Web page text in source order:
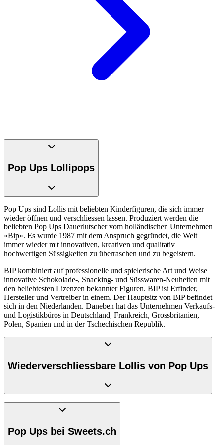
Pop Ups Lollipops
Pop Ups sind Lollis mit beliebten Kinderfiguren, die sich immer
wieder öffnen und verschliessen lassen. Produziert werden die
beliebten Pop Ups Dauerlutscher vom holländischen Unternehmen
«Bip». Es wurde 1987 mit dem Anspruch gegründet, die Welt
immer wieder mit innovativen, kreativen und qualitativ
hochwertigen Süssigkeiten zu überraschen und zu begeistern.
BIP kombiniert auf professionelle und spielerische Art und Weise
innovative Schokolade-, Snacking- und Süsswaren-Neuheiten mit
den beliebtesten Lizenzen bekannter Figuren. BIP ist Erfinder,
Hersteller und Vertreiber in einem. Der Hauptsitz von BIP befindet
sich in den Niederlanden. Daneben hat das Unternehmen Verkaufs-
und Logistikbüros in Deutschland, Frankreich, Grossbritanien,
Polen, Spanien und in der Tschechischen Republik.
Wiederverschliessbare Lollis von Pop Ups
Pop Ups sind die perfekte Kombination aus Spielzeug und
verschliessen. Das entspannt Eltern und beruhigt Kinder. Denn in
Pop Ups bei Sweets.ch